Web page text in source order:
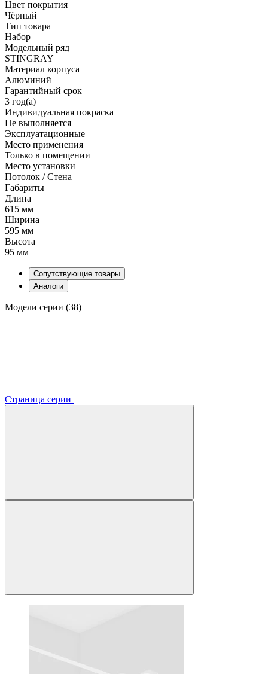
Цвет покрытия
Чёрный
Тип товара
Набор
Модельный ряд
STINGRAY
Материал корпуса
Алюминий
Гарантийный срок
3 год(а)
Индивидуальная покраска
Не выполняется
Эксплуатационные
Место применения
Только в помещении
Место установки
Потолок / Cтена
Габариты
Длина
615 мм
Ширина
595 мм
Высота
95 мм
Сопутствующие товары
Аналоги
Модели серии (38)
Страница серии